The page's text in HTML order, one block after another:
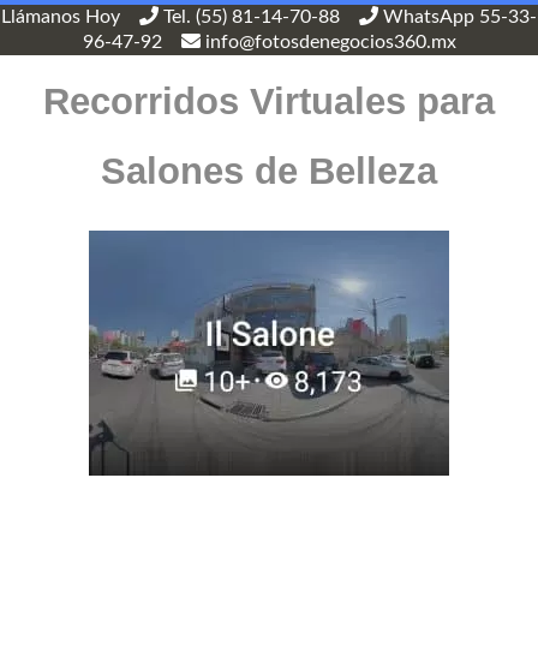
Llámanos Hoy Tel. (55) 81-14-70-88
WhatsApp 55-33-
96-47-92
info@fotosdenegocios360.mx
Recorridos Virtuales para
Salones de Belleza